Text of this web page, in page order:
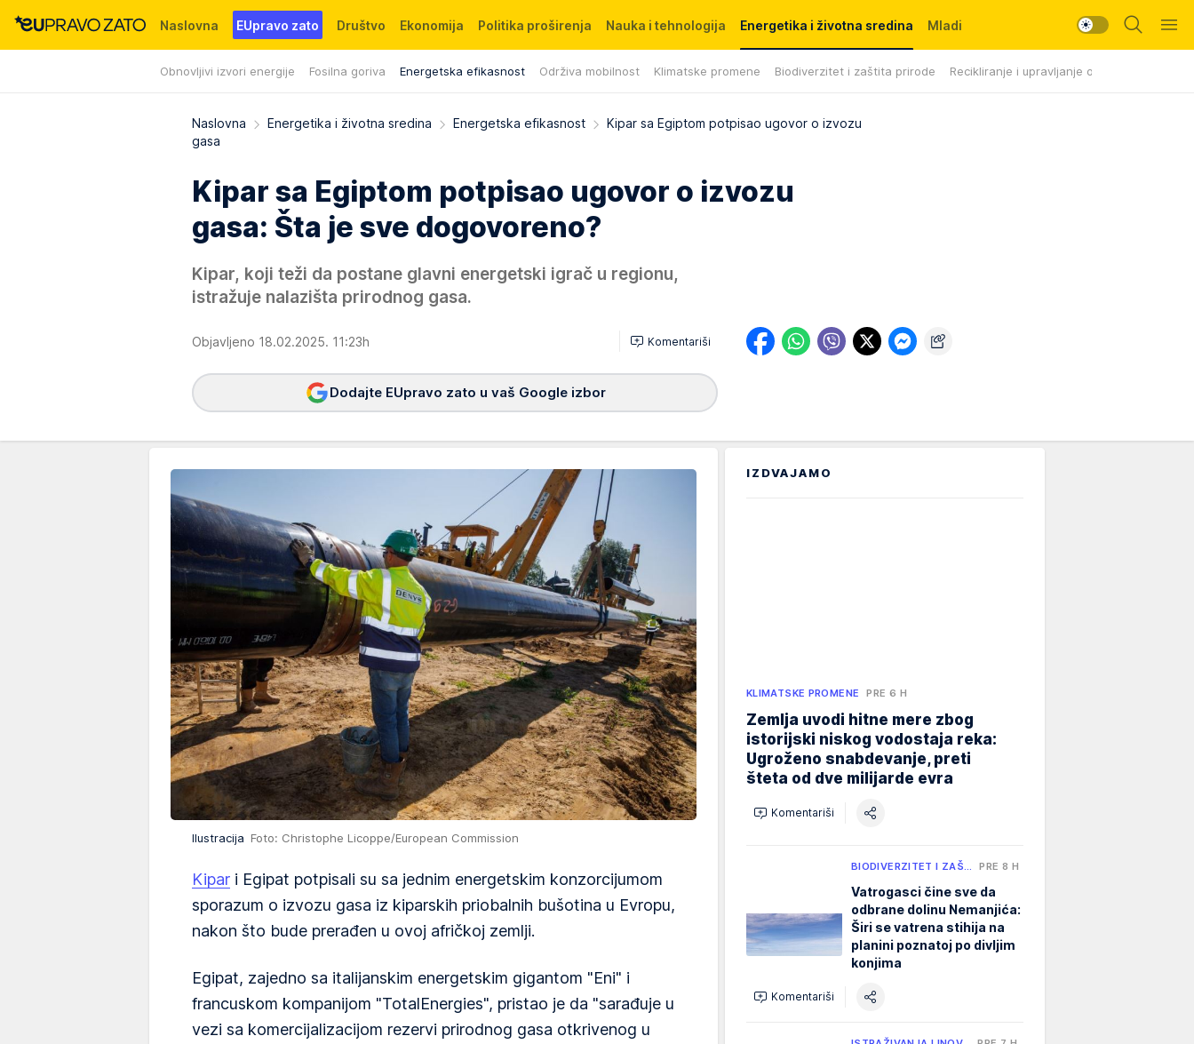
Naslovna EUpravo zato Društvo Ekonomija Politika proširenja Nauka i tehnologija Energetika i životna sredina
Obnovljivi izvori energije Fosilna goriva Energetska efikasnost Održiva mobilnost Klimatske promene Biodiverzitet i zaštita prirode Recikliranje i upravljanje otpadom
Mladi
Događaji News WMG fondacija
Naslovna Energetika i životna sredina Energetska efikasnost
Kipar sa Egiptom potpisao ugovor o izvozu
gasa
Kipar sa Egiptom potpisao ugovor o izvozu
gasa: Šta je sve dogovoreno?
Kipar, koji teži da postane glavni energetski igrač u regionu,
istražuje nalazišta prirodnog gasa.
Objavljeno 18.02.2025. 11:23h Komentariši
Dodajte EUpravo zato u vaš Google izbor
Ilustracija Foto: Christophe Licoppe/European Commission
Kipar i Egipat potpisali su sa jednim energetskim konzorcijumom
sporazum o izvozu gasa iz kiparskih priobalnih bušotina u Evropu,
nakon što bude prerađen u ovoj afričkoj zemlji.
Egipat, zajedno sa italijanskim energetskim gigantom "Eni" i
francuskom kompanijom "TotalEnergies", ​​pristao je da "sarađuje u
vezi sa komercijalizacijom rezervi prirodnog gasa otkrivenog u
IZDVAJAMO
KLIMATSKE PROMENE PRE 6 H
Zemlja uvodi hitne mere zbog
istorijski niskog vodostaja reka:
Ugroženo snabdevanje, preti
šteta od dve milijarde evra
Komentariši
BIODIVERZITET I ZAŠ… PRE 8 H
Vatrogasci čine sve da
odbrane dolinu Nemanjića:
Širi se vatrena stihija na
planini poznatoj po divljim
konjima
Komentariši